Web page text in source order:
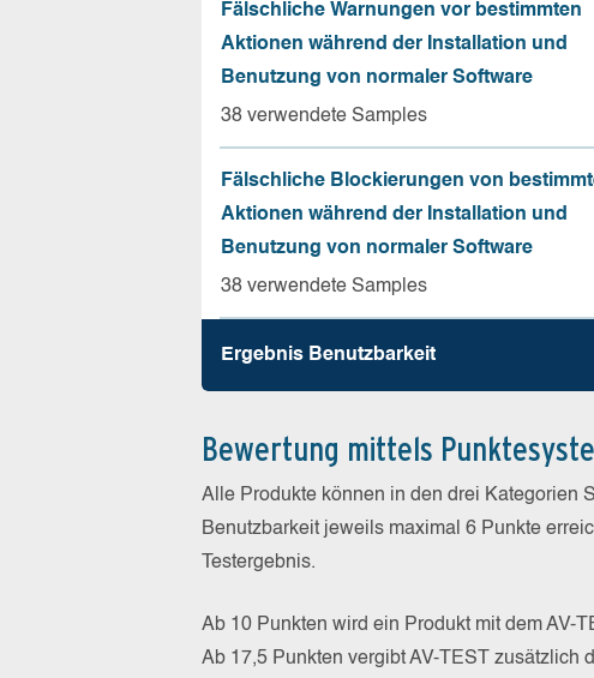
Fälschliche Warnungen vor bestimmten
Aktionen während der Installation und
Benutzung von normaler Software
38 verwendete Samples
Fälschliche Blockierungen von
Aktionen während der Installation und
Benutzung von normaler Software
38 verwendete Samples
Ergebnis Benutz­barkeit
Bewertung mittels
Alle Produkte können in den drei Kategorien
Benutzbarkeit jeweils maximal 6 Punkte
Testergebnis.
Ab 10 Punkten wird ein Produkt mit dem AV-
Ab 17,5 Punkten vergibt AV-TEST zusätzlich